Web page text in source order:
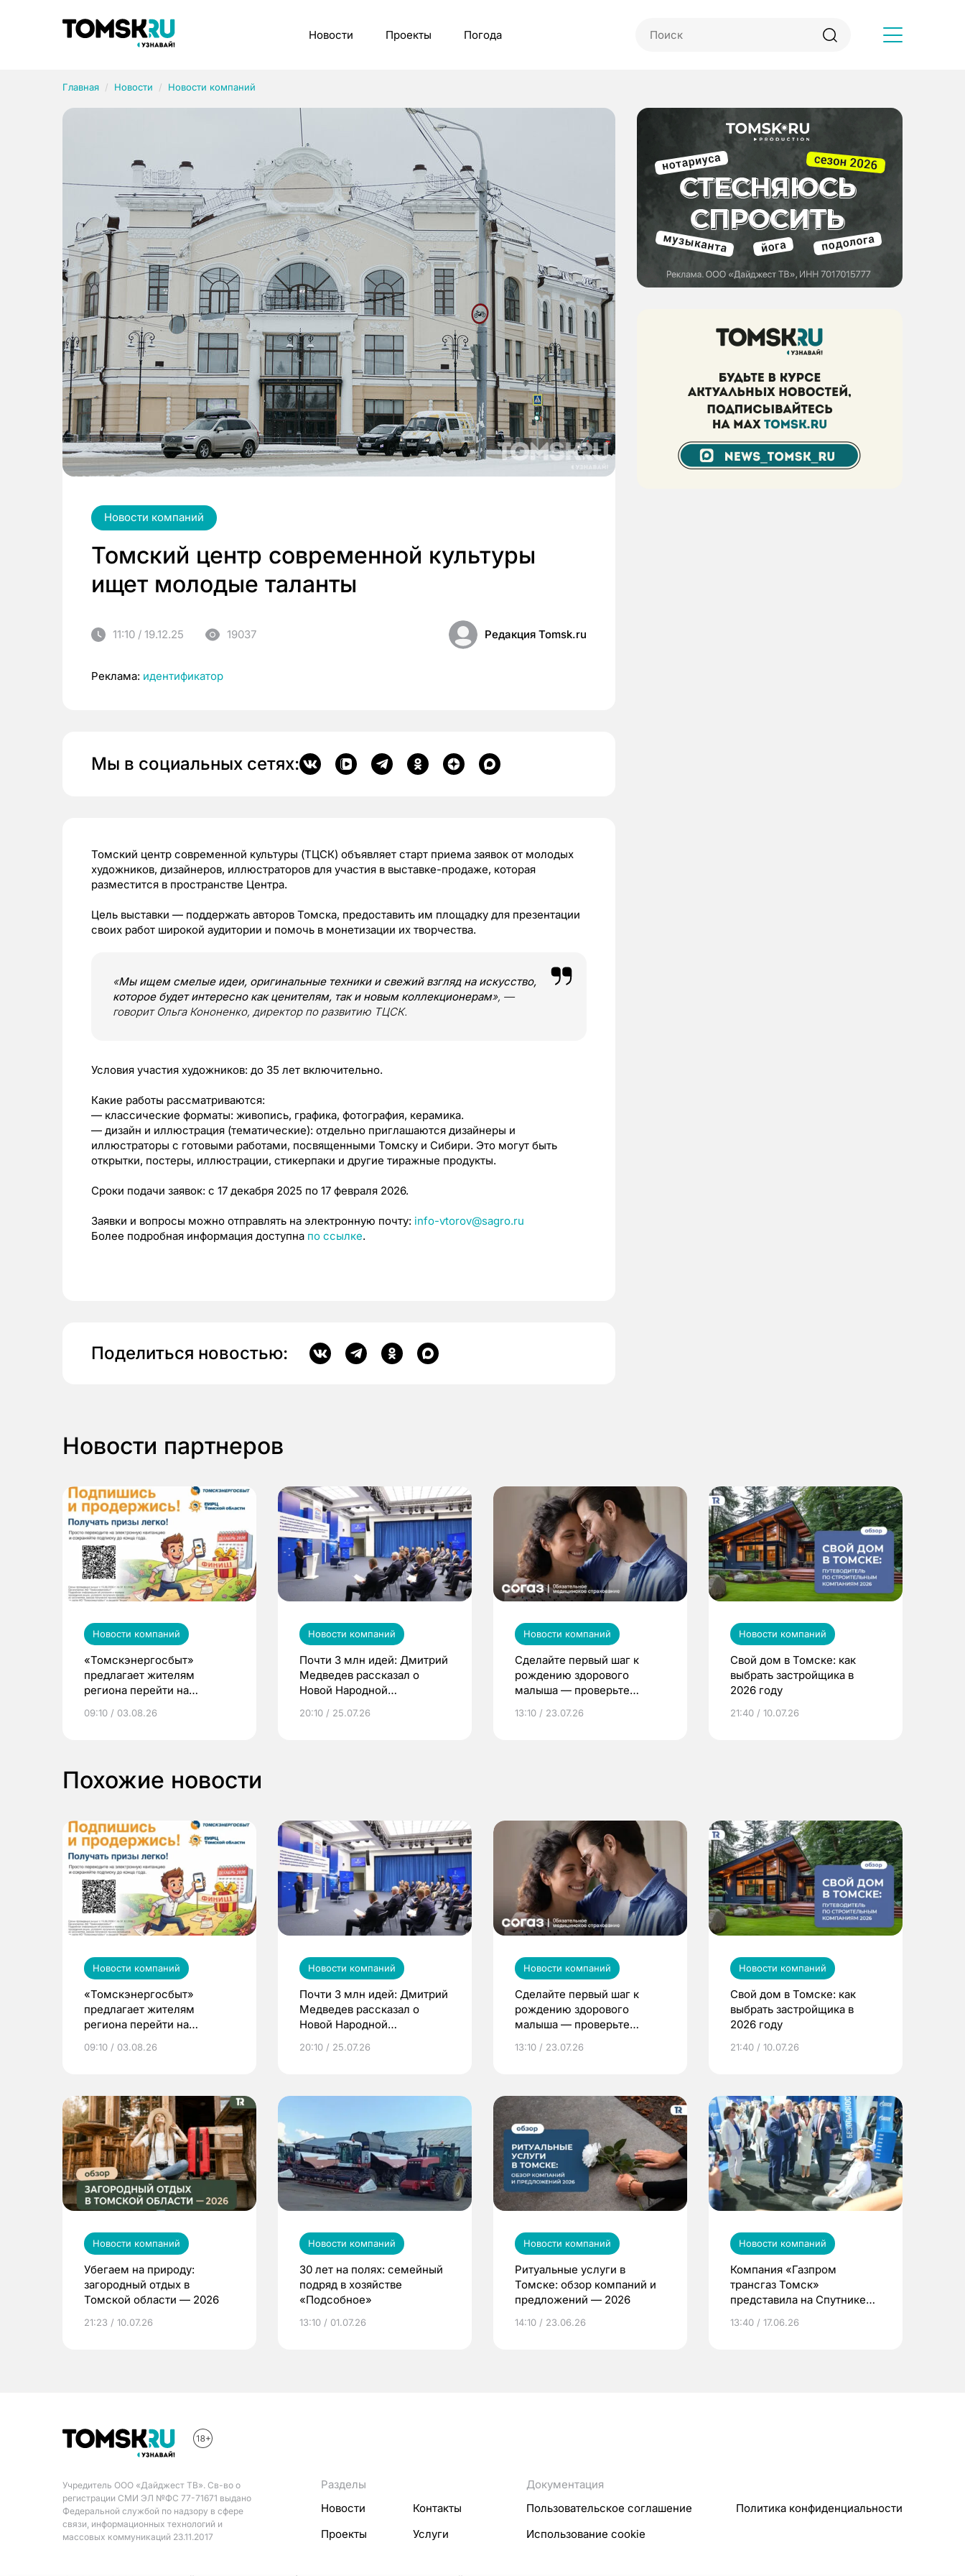
Новости Проекты Погода
Главная Новости Новости компаний
Новости компаний
Томский центр современной культуры
ищет молодые таланты
11:10 / 19.12.25 19037 Редакция Tomsk.ru
Реклама: идентификатор
Мы в социальных сетях:
Томский центр современной культуры (ТЦСК) объявляет старт приема заявок от молодых
художников, дизайнеров, иллюстраторов для участия в выставке-продаже, которая
разместится в пространстве Центра.
Цель выставки — поддержать авторов Томска, предоставить им площадку для презентации
своих работ широкой аудитории и помочь в монетизации их творчества.
«Мы ищем смелые идеи, оригинальные техники и свежий взгляд на искусство,
которое будет интересно как ценителям, так и новым коллекционерам», —
говорит Ольга Кононенко, директор по развитию ТЦСК.
Условия участия художников: до 35 лет включительно.
Какие работы рассматриваются:
— классические форматы: живопись, графика, фотография, керамика.
— дизайн и иллюстрация (тематические): отдельно приглашаются дизайнеры и
иллюстраторы с готовыми работами, посвященными Томску и Сибири. Это могут быть
открытки, постеры, иллюстрации, стикерпаки и другие тиражные продукты.
Сроки подачи заявок: с 17 декабря 2025 по 17 февраля 2026.
Заявки и вопросы можно отправлять на электронную почту: info-vtorov@sagro.ru
Более подробная информация доступна по ссылке.
Поделиться новостью:
Новости партнеров
Новости компаний
«Томскэнергосбыт»
предлагает жителям
региона перейти на
выиграть призы
09:10 / 03.08.26
Новости компаний
Почти 3 млн идей: Дмитрий
Медведев рассказал о
Новой Народной
20:10 / 25.07.26
Новости компаний
Сделайте первый шаг к
рождению здорового
малыша — проверьте
по ОМС!
13:10 / 23.07.26
Новости компаний
Свой дом в Томске: как
выбрать застройщика в
2026 году
21:40 / 10.07.26
Похожие новости
Новости компаний
«Томскэнергосбыт»
предлагает жителям
региона перейти на
выиграть призы
09:10 / 03.08.26
Новости компаний
Почти 3 млн идей: Дмитрий
Медведев рассказал о
Новой Народной
20:10 / 25.07.26
Новости компаний
Сделайте первый шаг к
рождению здорового
малыша — проверьте
по ОМС!
13:10 / 23.07.26
Новости компаний
Свой дом в Томске: как
выбрать застройщика в
2026 году
21:40 / 10.07.26
Новости компаний
Убегаем на природу:
загородный отдых в
Томской области — 2026
21:23 / 10.07.26
Новости компаний
30 лет на полях: семейный
подряд в хозяйстве
«Подсобное»
13:10 / 01.07.26
Новости компаний
Ритуальные услуги в
Томске: обзор компаний и
предложений — 2026
14:10 / 23.06.26
Новости компаний
Компания «Газпром
трансгаз Томск»
представила на Спутнике
проекты в области охраны
13:40 / 17.06.26
Учредитель ООО «Дайджест ТВ». Св-во о
регистрации СМИ ЭЛ №ФС 77-71671 выдано
Федеральной службой по надзору в сфере
связи, информационных технологий и
массовых коммуникаций 23.11.2017
Разделы
Новости
Контакты
Проекты
Услуги
Документация
Пользовательское соглашение
Политика конфиденциальности
Использование cookie
Рубрики